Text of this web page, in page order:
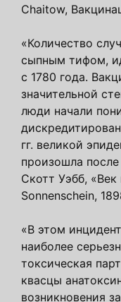
Chaitow,
«Количество
сыпным тифом,
с 1780 года.
значительной
люди начали
гг. великой
произошла
Скотт Уэбб,
Sonnenschein,
«В этом
наиболее
токсическая
квасцы
возникновения